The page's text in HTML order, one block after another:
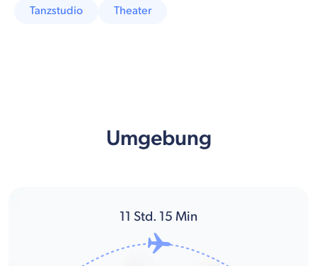
Tanzstudio Theater
Umgebung
11 Std. 15 Min